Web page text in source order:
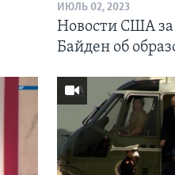
ИЮЛЬ 02, 2023
Новости США
Байден об